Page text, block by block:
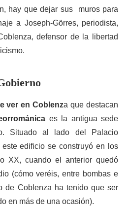
hay que dejar sus muros para
a Joseph-Görres, periodista,
defensor de la libertad
ver en Coblenza que destacan
es la antigua sede
Situado al lado del Palacio
edificio se construyó en los
XX, cuando el anterior quedó
(cómo veréis, entre bombas e
de Coblenza ha tenido que ser
en más de una ocasión).